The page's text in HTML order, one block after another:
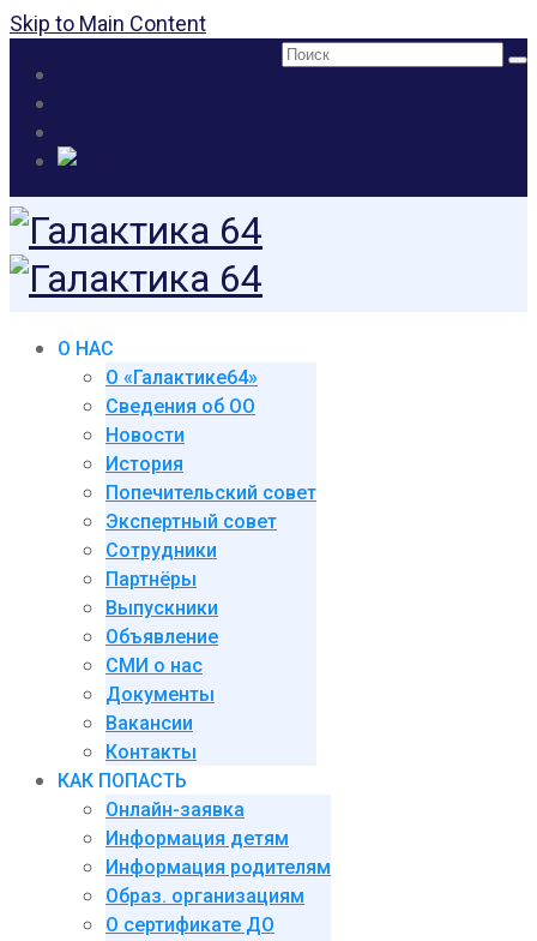
Skip to Main Content
Поиск:
О НАС
О «Галактике64»
Сведения об ОО
Новости
История
Попечительский совет
Экспертный совет
Сотрудники
Партнёры
Выпускники
Объявление
СМИ о нас
Документы
Вакансии
Контакты
КАК ПОПАСТЬ
Онлайн-заявка
Информация детям
Информация родителям
Образ. организациям
О сертификате ДО